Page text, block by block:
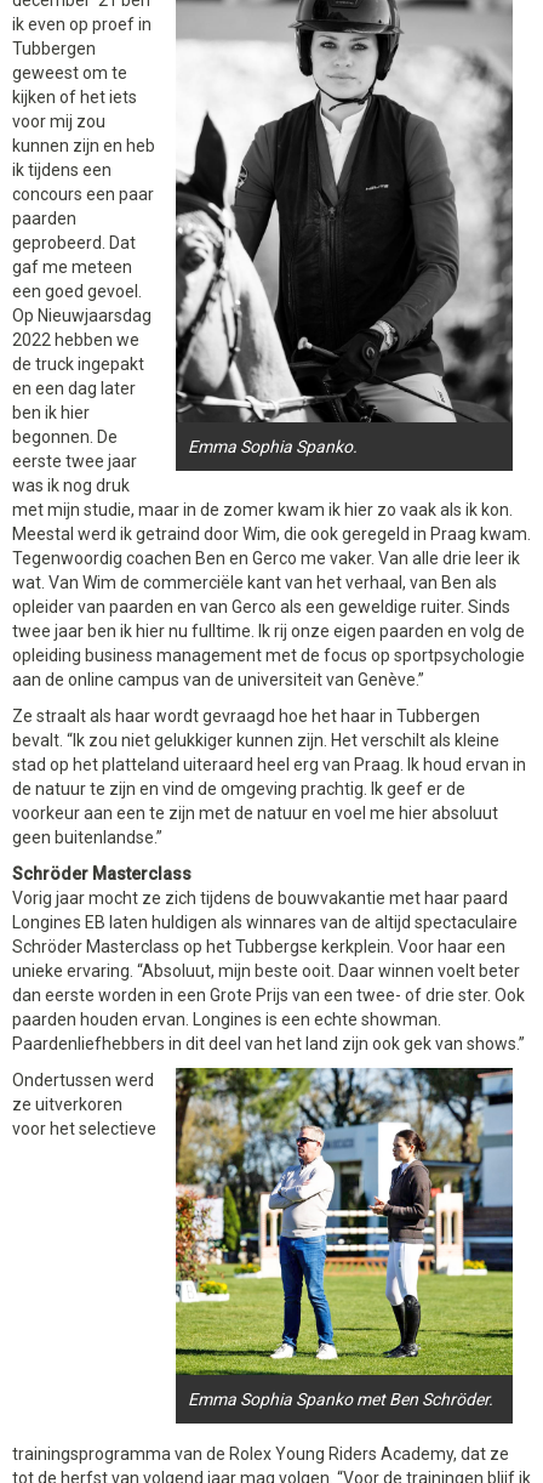
Emma Sophia Spanko.
ik even op proef in
Tubbergen
geweest om te
kijken of het iets
voor mij zou
kunnen zijn en heb
ik tijdens een
concours een paar
paarden
geprobeerd. Dat
gaf me meteen
een goed gevoel.
Op Nieuwjaarsdag
2022 hebben we
de truck ingepakt
en een dag later
ben ik hier
begonnen. De
eerste twee jaar
was ik nog druk
met mijn studie, maar in de zomer kwam ik hier zo vaak als ik kon.
Meestal werd ik getraind door Wim, die ook geregeld in Praag kwam.
Tegenwoordig coachen Ben en Gerco me vaker. Van alle drie leer ik
wat. Van Wim de commerciële kant van het verhaal, van Ben als
opleider van paarden en van Gerco als een geweldige ruiter. Sinds
twee jaar ben ik hier nu fulltime. Ik rij onze eigen paarden en volg de
opleiding business management met de focus op sportpsychologie
aan de online campus van de universiteit van Genève.”
Ze straalt als haar wordt gevraagd hoe het haar in Tubbergen
bevalt. “Ik zou niet gelukkiger kunnen zijn. Het verschilt als kleine
stad op het platteland uiteraard heel erg van Praag. Ik houd ervan in
de natuur te zijn en vind de omgeving prachtig. Ik geef er de
voorkeur aan een te zijn met de natuur en voel me hier absoluut
geen buitenlandse.”
Schröder Masterclass
Vorig jaar mocht ze zich tijdens de bouwvakantie met haar paard
Longines EB laten huldigen als winnares van de altijd spectaculaire
Schröder Masterclass op het Tubbergse kerkplein. Voor haar een
unieke ervaring. “Absoluut, mijn beste ooit. Daar winnen voelt beter
dan eerste worden in een Grote Prijs van een twee- of drie ster. Ook
paarden houden ervan. Longines is een echte showman.
Paardenliefhebbers in dit deel van het land zijn ook gek van shows.”
Emma Sophia Spanko met Ben Schröder.
Ondertussen werd
ze uitverkoren
voor het selectieve
trainingsprogramma van de Rolex Young Riders Academy, dat ze
tot de herfst van volgend jaar mag volgen. “Voor de trainingen blijf ik